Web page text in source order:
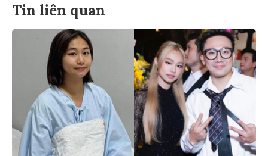
Tin liên quan